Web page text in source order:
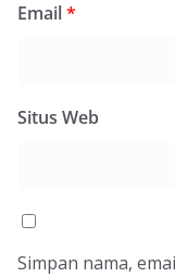
Email*
Situs Web
Simpan nama,